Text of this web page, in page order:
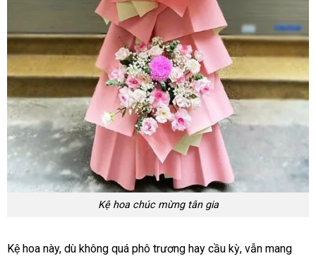
Kệ hoa chúc mừng tân gia
Kệ hoa này, dù không quá phô trương hay cầu kỳ, vẫn mang